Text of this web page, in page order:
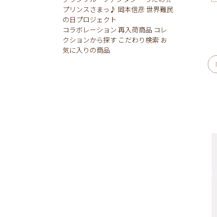
プリンスさまっ♪ 岡本信彦世界難民
の日プロジェクト
コラボレーション 再入荷商品 コレ
クションから探す こだわり検索 お
気に入りの商品